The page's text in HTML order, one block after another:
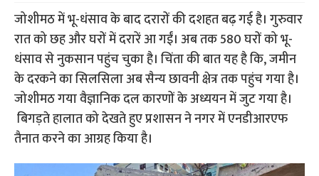
जोशीमठ में भू-धंसाव के बाद दरारों की दशहत बढ़ गई है। गुरुवार
रात को छह और घरों में दरारें आ गईं। अब तक 580 घरों को भू-
धंसाव से नुकसान पहुंच चुका है। चिंता की बात यह है कि, जमीन
के दरकने का सिलसिला अब सैन्य छावनी क्षेत्र तक पहुंच गया है।
जोशीमठ गया वैज्ञानिक दल कारणों के अध्ययन में जुट गया है।
बिगड़ते हालात को देखते हुए प्रशासन ने नगर में एनडीआरएफ
तैनात करने का आग्रह किया है।